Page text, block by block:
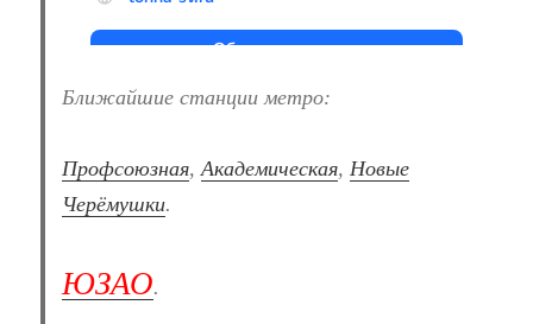
Ближайшие станции метро:
Профсоюзная,Академическая, Новые
Черёмушки.
ЮЗАО.